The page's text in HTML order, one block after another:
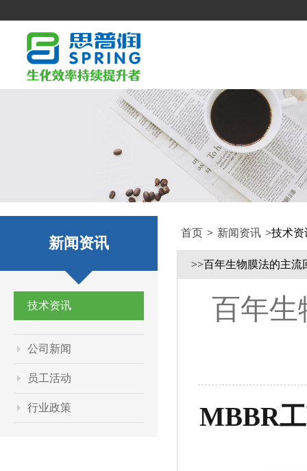
新闻资讯
技术资讯
公司新闻
员工活动
行业政策
首页 > 新闻资讯 >技术资
>>百年生物膜法的主
百年
MBBR工